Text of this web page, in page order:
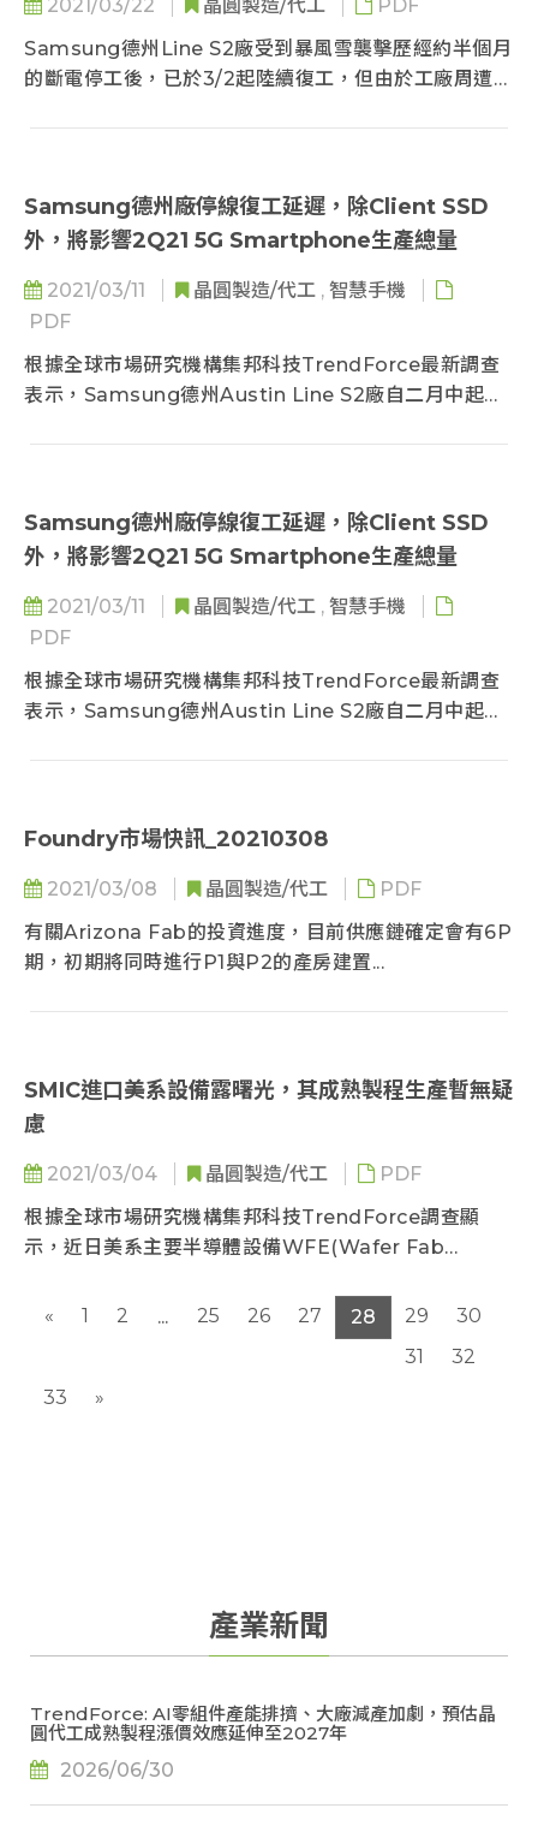
2021/03/22 晶圓製造/代工
PDF
Samsung德州Line S2廠受到暴風雪襲擊歷經約半個月
的斷電停工後，已於3/2起陸續復工，但由於工廠周遭水
Samsung德州廠停線復工延遲，除Client SSD
外，將影響2Q21 5G Smartphone生產總量
2021/03/11 晶圓製造/代工 , 智慧手機
PDF
根據全球市場研究機構集邦科技TrendForce最新調查
表示，Samsung德州Austin Line S2廠自二月中起受
Samsung德州廠停線復工延遲，除Client SSD
外，將影響2Q21 5G Smartphone生產總量
2021/03/11 晶圓製造/代工 , 智慧手機
PDF
根據全球市場研究機構集邦科技TrendForce最新調查
表示，Samsung德州Austin Line S2廠自二月中起受
Foundry市場快訊_20210308
2021/03/08 晶圓製造/代工
PDF
有關Arizona Fab的投資進度，目前供應鏈確定會有6P
期，初期將同時進行P1與P2的產房建置...
SMIC進口美系設備露曙光，其成熟製程生產暫無疑
慮
2021/03/04 晶圓製造/代工
PDF
根據全球市場研究機構集邦科技TrendForce調查顯
示，近日美系主要半導體設備WFE(Wafer Fab
«
1 2 ... 25 26 27 28 29
30
31
32
33
»
產業新聞
TrendForce: AI零組件產能排擠、大廠減產加劇，預估晶
圓代工成熟製程漲價效應延伸至2027年
2026/06/30